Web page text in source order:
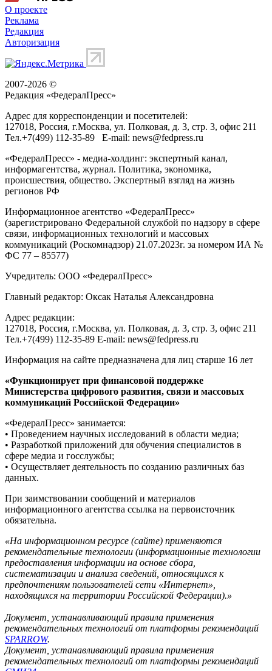
О проекте
Реклама
Редакция
Авторизация
2007-2026 ©
Редакция «ФедералПресс»
Адрес для корреспонденции и посетителей:
127018, Россия, г.Москва, ул. Полковая, д. 3, стр. 3, офис 211
Тел.+7(499) 112-35-89 E-mail: news@fedpress.ru
«ФедералПресс» - медиа-холдинг: экспертный канал,
информагентства, журнал. Политика, экономика,
происшествия, общество. Экспертный взгляд на жизнь
регионов РФ
Информационное агентство «ФедералПресс»
(зарегистрировано Федеральной службой по надзору в сфере
связи, информационных технологий и массовых
коммуникаций (Роскомнадзор) 21.07.2023г. за номером ИА №
ФС 77 – 85577)
Учредитель: ООО «ФедералПресс»
Главный редактор: Оксак Наталья Александровна
Адрес редакции:
127018, Россия, г.Москва, ул. Полковая, д. 3, стр. 3, офис 211
Тел.+7(499) 112-35-89 E-mail: news@fedpress.ru
Информация на сайте предназначена для лиц старше 16 лет
«Функционирует при финансовой поддержке
Министерства цифрового развития, связи и массовых
коммуникаций Российской Федерации»
«ФедералПресс» занимается:
• Проведением научных исследований в области медиа;
• Разработкой приложений для обучения специалистов в
сфере медиа и госслужбы;
• Осуществляет деятельность по созданию различных баз
данных.
При заимствовании сообщений и материалов
информационного агентства ссылка на первоисточник
обязательна.
«На информационном ресурсе (сайте) применяются
рекомендательные технологии (информационные технологии
предоставления информации на основе сбора,
систематизации и анализа сведений, относящихся к
предпочтениям пользователей сети «Интернет»,
находящихся на территории Российской Федерации).»
Документ, устанавливающий правила применения
рекомендательных технологий от платформы рекомендаций
SPARROW.
Документ, устанавливающий правила применения
рекомендательных технологий от платформы рекомендаций